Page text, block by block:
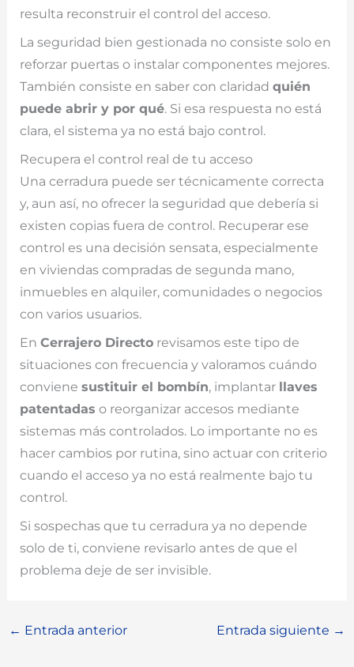
resulta reconstruir el control del acceso.
La seguridad bien gestionada no consiste solo en
reforzar puertas o instalar componentes mejores.
También consiste en saber con claridad quién
puede abrir y por qué. Si esa respuesta no está
clara, el sistema ya no está bajo control.
Recupera el control real de tu acceso
Una cerradura puede ser técnicamente correcta
y, aun así, no ofrecer la seguridad que debería si
existen copias fuera de control. Recuperar ese
control es una decisión sensata, especialmente
en viviendas compradas de segunda mano,
inmuebles en alquiler, comunidades o negocios
con varios usuarios.
En Cerrajero Directorevisamos este tipo de
situaciones con frecuencia y valoramos cuándo
conviene sustituir el bombín, implantar llaves
patentadas o reorganizar accesos mediante
sistemas más controlados. Lo importante no es
hacer cambios por rutina, sino actuar con criterio
cuando el acceso ya no está realmente bajo tu
control.
Si sospechas que tu cerradura ya no depende
solo de ti, conviene revisarlo antes de que el
problema deje de ser invisible.
← Entrada anterior Entrada siguiente →